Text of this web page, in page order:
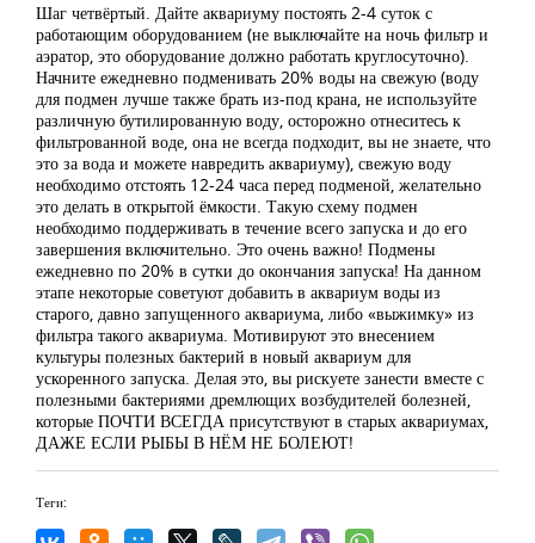
Шаг четвёртый. Дайте аквариуму постоять 2-4 суток с
работающим оборудованием (не выключайте на ночь фильтр и
аэратор, это оборудование должно работать круглосуточно).
Начните ежедневно подменивать 20% воды на свежую (воду
для подмен лучше также брать из-под крана, не используйте
различную бутилированную воду, осторожно отнеситесь к
фильтрованной воде, она не всегда подходит, вы не знаете, что
это за вода и можете навредить аквариуму), свежую воду
необходимо отстоять 12-24 часа перед подменой, желательно
это делать в открытой ёмкости. Такую схему подмен
необходимо поддерживать в течение всего запуска и до его
завершения включительно. Это очень важно! Подмены
ежедневно по 20% в сутки до окончания запуска! На данном
этапе некоторые советуют добавить в аквариум воды из
старого, давно запущенного аквариума, либо «выжимку» из
фильтра такого аквариума. Мотивируют это внесением
культуры полезных бактерий в новый аквариум для
ускоренного запуска. Делая это, вы рискуете занести вместе с
полезными бактериями дремлющих возбудителей болезней,
которые ПОЧТИ ВСЕГДА присутствуют в старых аквариумах,
ДАЖЕ ЕСЛИ РЫБЫ В НЁМ НЕ БОЛЕЮТ!
Теги: